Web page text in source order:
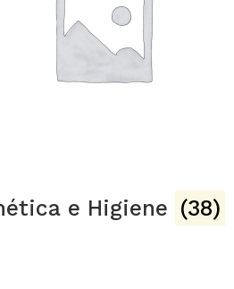
e Higiene (38)